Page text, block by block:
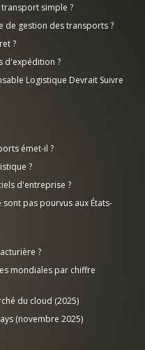
simple ?
de gestion des transports ?
?
d'expédition ?
Logistique Devrait Suivre
émet-il ?
?
d'entreprise ?
pas pourvus aux États-
?
mondiales par chiffre
du cloud (2025)
(novembre 2025)